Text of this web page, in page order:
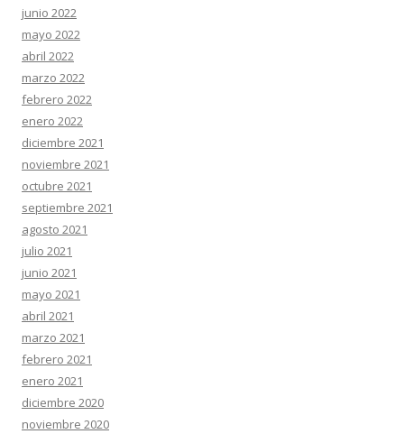
junio 2022
mayo 2022
abril 2022
marzo 2022
febrero 2022
enero 2022
diciembre 2021
noviembre 2021
octubre 2021
septiembre 2021
agosto 2021
julio 2021
junio 2021
mayo 2021
abril 2021
marzo 2021
febrero 2021
enero 2021
diciembre 2020
noviembre 2020